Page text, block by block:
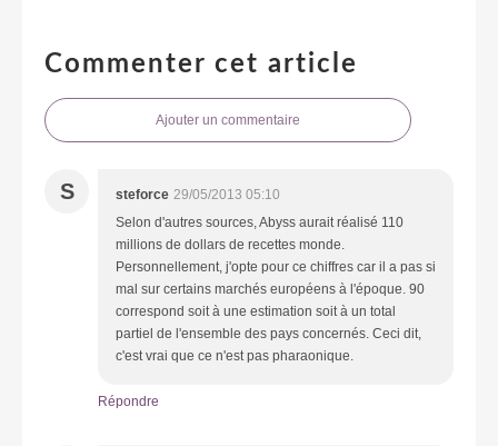
Commenter cet article
Ajouter un commentaire
S steforce 29/05/2013 05:10
Selon d'autres sources, Abyss aurait réalisé 110
millions de dollars de recettes monde.
Personnellement, j'opte pour ce chiffres car il a pas si
mal sur certains marchés européens à l'époque. 90
correspond soit à une estimation soit à un total
partiel de l'ensemble des pays concernés. Ceci dit,
c'est vrai que ce n'est pas pharaonique.
Répondre